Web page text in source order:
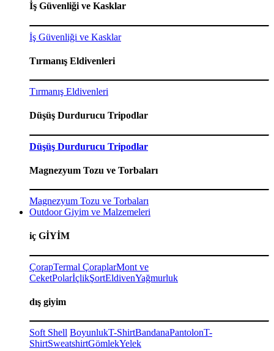
İş Güvenliği ve Kasklar
İş Güvenliği ve Kasklar
Tırmanış Eldivenleri
Tırmanış Eldivenleri
Düşüş Durdurucu Tripodlar
Düşüş Durdurucu Tripodlar
Magnezyum Tozu ve Torbaları
Magnezyum Tozu ve Torbaları
Outdoor Giyim ve Malzemeleri
iç GİYİM
ÇorapTermal ÇoraplarMont ve
CeketPolarİçlikŞortEldivenYağmurluk
dış giyim
Soft Shell BoyunlukT-ShirtBandanaPantolonT-
ShirtSweatshirtGömlekYelek